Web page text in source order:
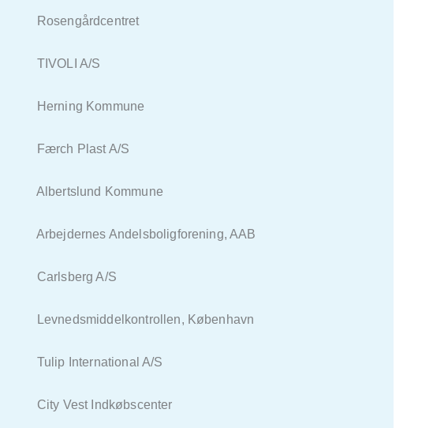
A/S
Kommune
Plast A/S
Kommune
Andelsboligforening, AAB
A/S
København
International A/S
Vest Indkøbscenter